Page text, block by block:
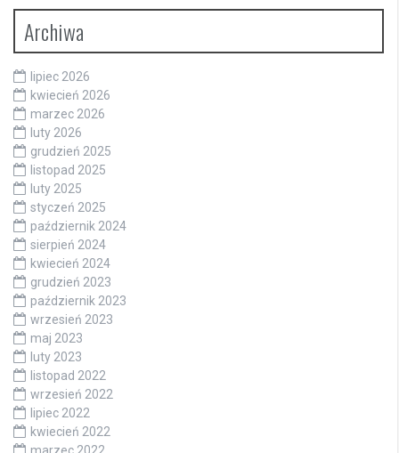
Archiwa
lipiec 2026
kwiecień 2026
marzec 2026
luty 2026
grudzień 2025
listopad 2025
luty 2025
styczeń 2025
październik 2024
sierpień 2024
kwiecień 2024
grudzień 2023
październik 2023
wrzesień 2023
maj 2023
luty 2023
listopad 2022
wrzesień 2022
lipiec 2022
kwiecień 2022